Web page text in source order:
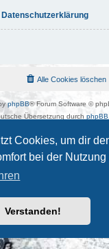
Cookies, um dir
bei der Nutzung
Verstanden!
Datenschutzerklärung
Alle Cookies löschen
phpBB® Forum Software ©
Übersetzung durch
|